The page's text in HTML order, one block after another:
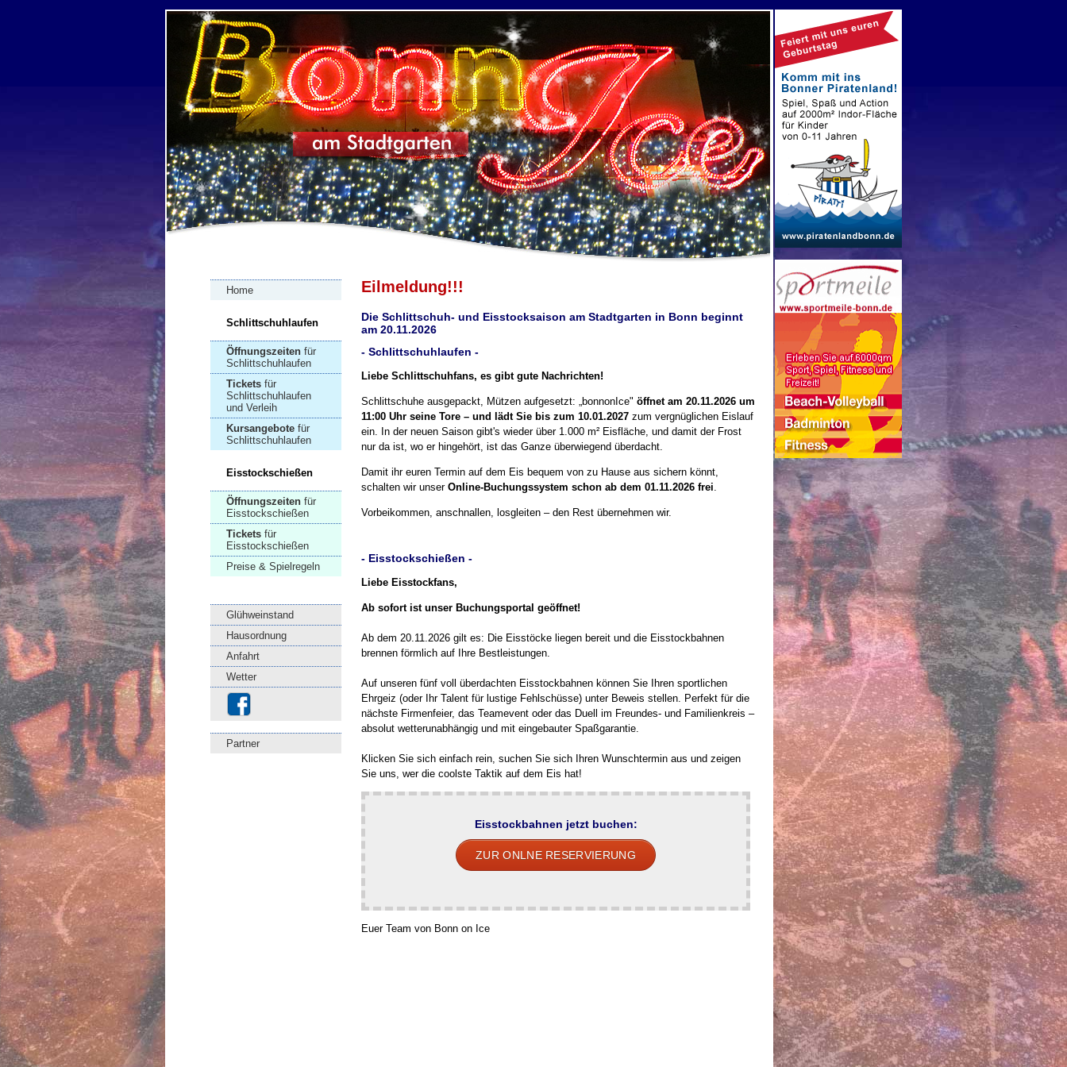
Home
Schlittschuhlaufen
Öffnungszeiten für
Schlittschuhlaufen
Tickets für
Schlittschuhlaufen
und Verleih
Kursangebote für
Schlittschuhlaufen
Eisstockschießen
Öffnungszeiten für
Eisstockschießen
Tickets für
Eisstockschießen
Preise & Spielregeln
Glühweinstand
Hausordnung
Anfahrt
Wetter
Partner
Eilmeldung!!!
Die Schlittschuh- und Eisstocksaison am Stadtgarten in Bonn beginnt
am 20.11.2026
- Schlittschuhlaufen -
Liebe Schlittschuhfans, es gibt gute Nachrichten!
Schlittschuhe ausgepackt, Mützen aufgesetzt: „bonnonIce" öffnet am 20.11.2026 um
11:00 Uhr seine Tore – und lädt Sie bis zum 10.01.2027 zum vergnüglichen Eislauf
ein. In der neuen Saison gibt's wieder über 1.000 m² Eisfläche, und damit der Frost
nur da ist, wo er hingehört, ist das Ganze überwiegend überdacht.
Damit ihr euren Termin auf dem Eis bequem von zu Hause aus sichern könnt,
schalten wir unser Online-Buchungssystem schon ab dem 01.11.2026 frei
Vorbeikommen, anschnallen, losgleiten – den Rest übernehmen wir.
- Eisstockschießen -
Liebe Eisstockfans,
Ab sofort ist unser Buchungsportal geöffnet!
Ab dem 20.11.2026 gilt es: Die Eisstöcke liegen bereit und die Eisstockbahnen
brennen förmlich auf Ihre Bestleistungen.
Auf unseren fünf voll überdachten Eisstockbahnen können Sie Ihren sportlichen
Ehrgeiz (oder Ihr Talent für lustige Fehlschüsse) unter Beweis stellen. Perfekt für die
nächste Firmenfeier, das Teamevent oder das Duell im Freundes- und Familienkreis –
absolut wetterunabhängig und mit eingebauter Spaßgarantie.
Klicken Sie sich einfach rein, suchen Sie sich Ihren Wunschtermin aus und zeigen
Sie uns, wer die coolste Taktik auf dem Eis hat!
Eisstockbahnen jetzt buchen:
ZUR ONLNE RESERVIERUNG
Euer Team von Bonn on Ice